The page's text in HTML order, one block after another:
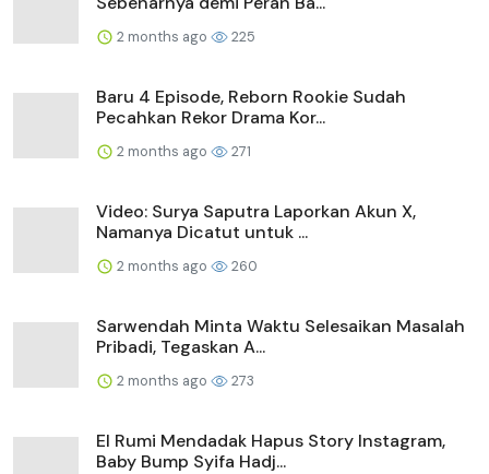
2 months ago 225
Baru 4 Episode, Reborn Rookie Sudah
Pecahkan Rekor Drama Kor...
2 months ago 271
Video: Surya Saputra Laporkan Akun X,
Namanya Dicatut untuk ...
2 months ago 260
Sarwendah Minta Waktu Selesaikan Masalah
Pribadi, Tegaskan A...
2 months ago 273
El Rumi Mendadak Hapus Story Instagram,
Baby Bump Syifa Hadj...